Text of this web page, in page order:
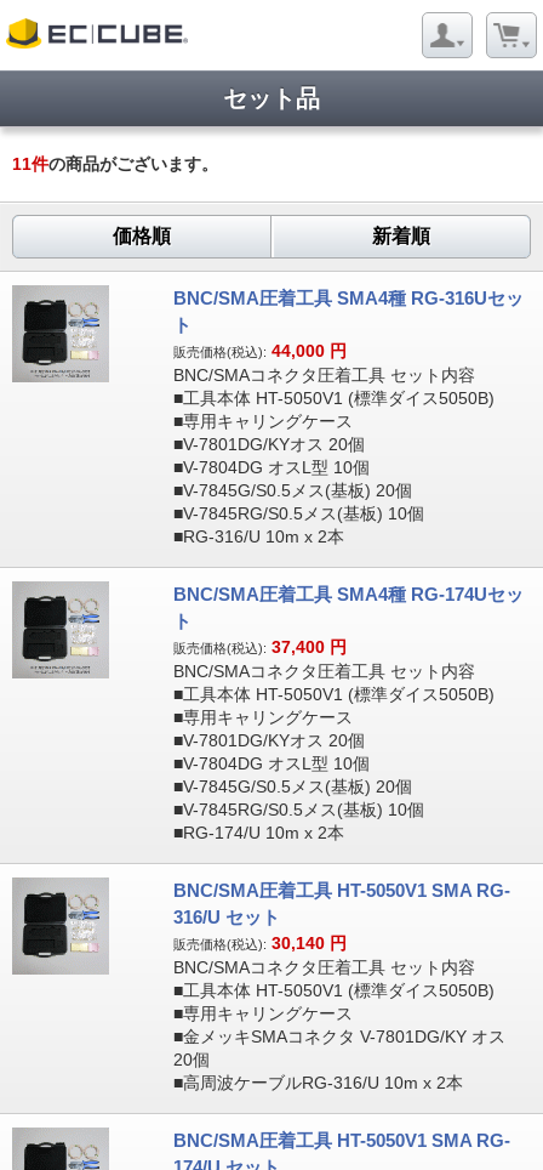
セット品
11件の商品がございます。
価格順 新着順
BNC/SMA圧着工具 SMA4種 RG-316Uセッ
ト
販売価格(税込): 44,000 円
BNC/SMAコネクタ圧着工具 セット内容
■工具本体 HT-5050V1 (標準ダイス5050B)
■専用キャリングケース
■V-7801DG/KYオス 20個
■V-7804DG オスL型 10個
■V-7845G/S0.5メス(基板) 20個
■V-7845RG/S0.5メス(基板) 10個
■RG-316/U 10m x 2本
BNC/SMA圧着工具 SMA4種 RG-174Uセッ
ト
販売価格(税込): 37,400 円
BNC/SMAコネクタ圧着工具 セット内容
■工具本体 HT-5050V1 (標準ダイス5050B)
■専用キャリングケース
■V-7801DG/KYオス 20個
■V-7804DG オスL型 10個
■V-7845G/S0.5メス(基板) 20個
■V-7845RG/S0.5メス(基板) 10個
■RG-174/U 10m x 2本
BNC/SMA圧着工具 HT-5050V1 SMA RG-
316/U セット
販売価格(税込): 30,140 円
BNC/SMAコネクタ圧着工具 セット内容
■工具本体 HT-5050V1 (標準ダイス5050B)
■専用キャリングケース
■金メッキSMAコネクタ V-7801DG/KY オス
20個
■高周波ケーブルRG-316/U 10m x 2本
BNC/SMA圧着工具 HT-5050V1 SMA RG-